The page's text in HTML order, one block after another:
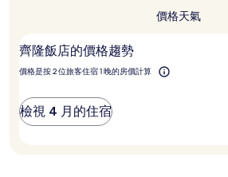
格
供
況
去
隆？
價格天氣
齊隆飯店的價格趨勢
價格是按 2 位旅客住宿 1 晚的房價計算
檢視 4 月的住宿